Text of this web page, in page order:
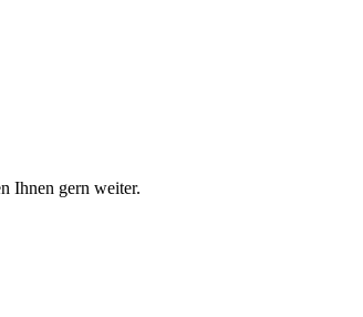
Ihnen gern weiter.